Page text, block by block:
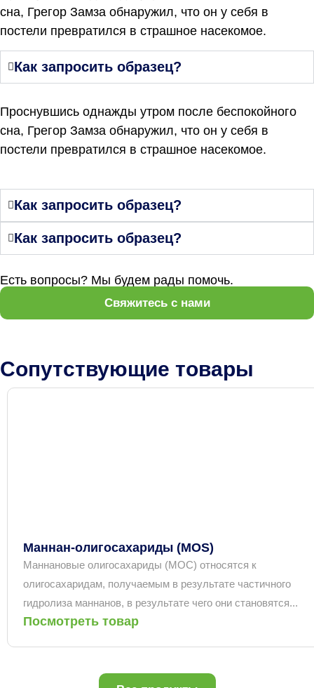
сна, Грегор Замза обнаружил, что он у себя в
постели превратился в страшное насекомое.
Как запросить образец?
Проснувшись однажды утром после беспокойного
сна, Грегор Замза обнаружил, что он у себя в
постели превратился в страшное насекомое.
Как запросить образец?
Как запросить образец?
Есть вопросы? Мы будем рады помочь.
Свяжитесь с нами
Сопутствующие товары
Маннан-олигосахариды (MOS)
Маннановые олигосахариды (МОС) относятся к
олигосахаридам, получаемым в результате частичного
гидролиза маннанов, в результате чего они становятся...
Посмотреть товар